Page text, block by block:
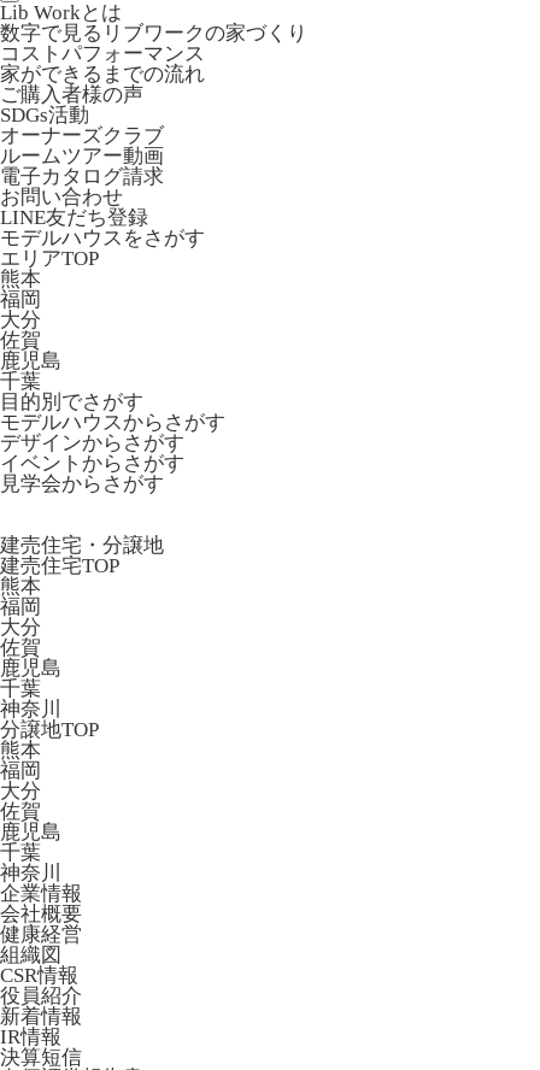
Lib Workとは
数字で見るリブワークの家づくり
コストパフォーマンス
家ができるまでの流れ
ご購入者様の声
SDGs活動
オーナーズクラブ
ルームツアー動画
電子カタログ請求
お問い合わせ
LINE友だち登録
モデルハウスをさがす
エリアTOP
熊本
福岡
大分
佐賀
鹿児島
千葉
目的別でさがす
モデルハウスからさがす
デザインからさがす
イベントからさがす
見学会からさがす
建売住宅・分譲地
建売住宅TOP
熊本
福岡
大分
佐賀
鹿児島
千葉
神奈川
分譲地TOP
熊本
福岡
大分
佐賀
鹿児島
千葉
神奈川
企業情報
会社概要
健康経営
組織図
CSR情報
役員紹介
新着情報
IR情報
決算短信